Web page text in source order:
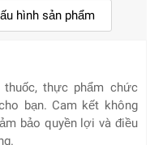
hình sản phẩm
thực phẩm chức
bạn. Cam kết không
bảo quyền lợi và điều